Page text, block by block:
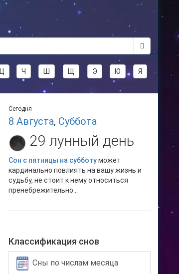
Ц Ч Ш Щ Э Ю Я
Сегодня
8 Августа, Суббота
29 лунный день
Сон с пятницы на субботуможет
кардинально повлиять на вашу жизнь и
судьбу, не стоит к нему относиться
пренебрежительно...
Классификация снов
Сны по числам месяца